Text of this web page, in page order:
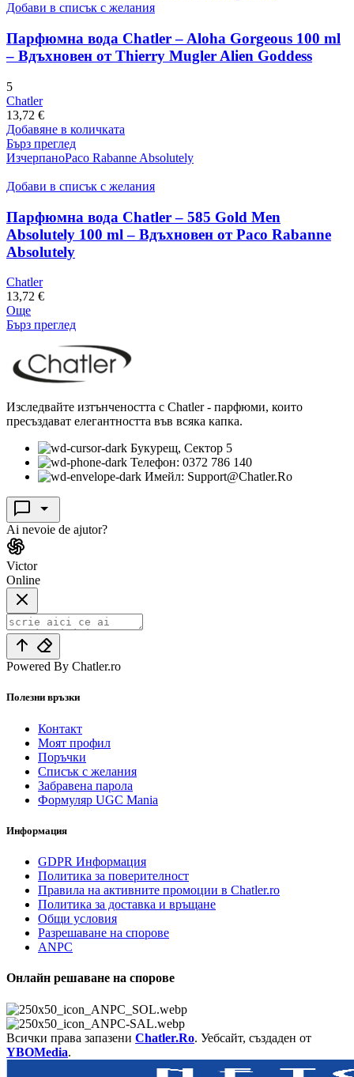
Добави в списък с желания
Парфюмна вода Chatler – Aloha Gorgeous 100 ml
– Вдъхновен от Thierry Mugler Alien Goddess
5
Chatler
13,72 €
Добавяне в количката
Бърз преглед
ИзчерпаноPaco Rabanne Absolutely
Добави в списък с желания
Парфюмна вода Chatler – 585 Gold Men
Absolutely 100 ml – Вдъхновен от Paco Rabanne
Absolutely
Chatler
13,72 €
Още
Бърз преглед
Изследвайте изтънчеността с Chatler - парфюми, които
пресъздават елегантността във всяка капка.
Букурещ, Сектор 5
Телефон: 0372 786 140
Имейл: Support@Chatler.Ro
Ai nevoie de ajutor?
Victor
Online
Powered By Chatler.ro
Полезни връзки
Контакт
Моят профил
Поръчки
Списък с желания
Забравена парола
Формуляр UGC Mania
Информация
GDPR Информация
Политика за поверителност
Правила на активните промоции в Chatler.ro
Политика за доставка и връщане
Общи условия
Разрешаване на спорове
ANPC
Онлайн решаване на спорове
Всички права запазени Chatler.Ro. Уебсайт, създаден от
YBOMedia.